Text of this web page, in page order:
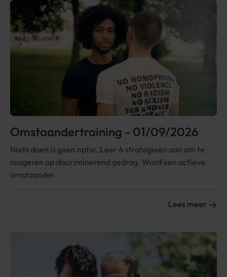
Omstaandertraining - 01/09/2026
Niets doen is geen optie. Leer 4 strategieën aan om te
reageren op discriminerend gedrag. Word een actieve
omstaander.
Lees meer